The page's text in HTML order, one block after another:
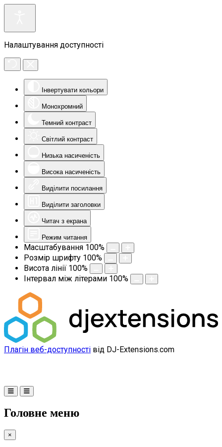
Налаштування доступності
Інвертувати кольори
Монохромний
Темний контраст
Світлий контраст
Низька насиченість
Висока насиченість
Виділити посилання
Виділити заголовки
Читач з екрана
Режим читання
Масштабування 100%
Розмір шрифту 100%
Висота лінії 100%
Інтервал між літерами 100%
Плагін веб-доступності від DJ-Extensions.com
Головне меню
×